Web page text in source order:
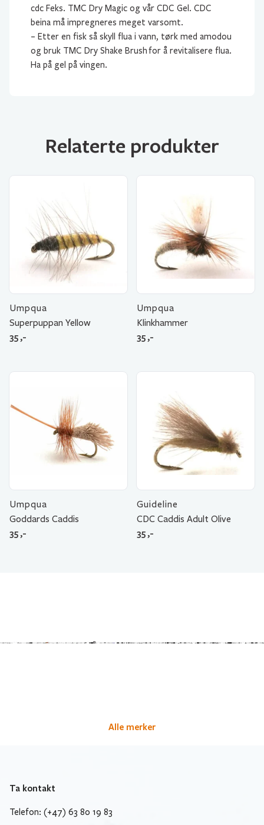
cdc Feks. TMC Dry Magic og vår CDC Gel. CDC
beina må impregneres meget varsomt.
– Etter en fisk så skyll flua i vann, tørk med amodou
og bruk TMC Dry Shake Brush for å revitalisere flua.
Ha på gel på vingen.
Relaterte produkter
Umpqua
Superpuppan Yellow
35 ,-
Umpqua
Klinkhammer
35 ,-
Umpqua
Goddards Caddis
35 ,-
Guideline
CDC Caddis Adult Olive
35 ,-
Alle merker
Ta kontakt
Telefon: (+47) 63 80 19 83